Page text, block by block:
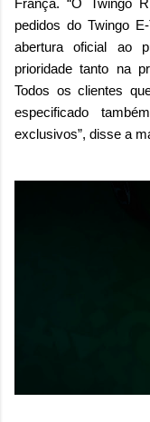
França. “O Twingo
pedidos do Twingo
abertura oficial ao
prioridade tanto na
Todos os clientes
especificado
exclusivos”, disse a